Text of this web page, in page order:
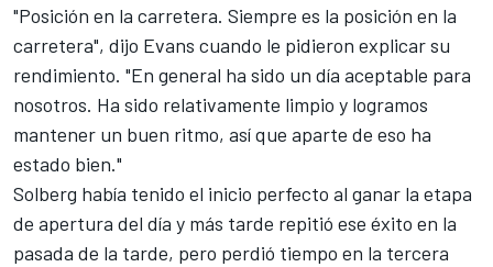
"Posición en la carretera. Siempre es la posición en la
carretera", dijo Evans cuando le pidieron explicar su
rendimiento. "En general ha sido un día aceptable para
nosotros. Ha sido relativamente limpio y logramos
mantener un buen ritmo, así que aparte de eso ha
estado bien."
Solberg había tenido el inicio perfecto al ganar la etapa
de apertura del día y más tarde repitió ese éxito en la
pasada de la tarde, pero perdió tiempo en la tercera